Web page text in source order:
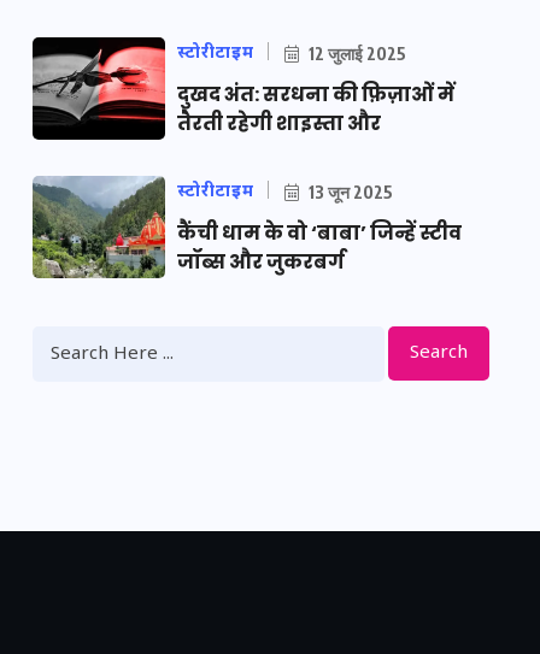
स्टोरीटाइम 12 जुलाई 2025
दुखद अंत: सरधना की फ़िज़ाओं में
तैरती रहेगी शाइस्ता और
स्टोरीटाइम 13 जून 2025
कैंची धाम के वो ‘बाबा’ जिन्हें स्टीव
जॉब्स और जुकरबर्ग
Search